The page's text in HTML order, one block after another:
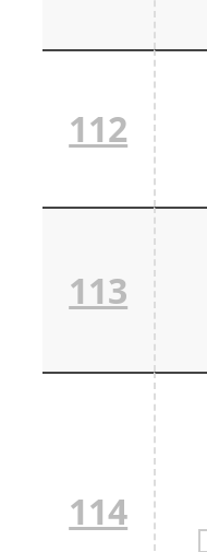
112
113
114